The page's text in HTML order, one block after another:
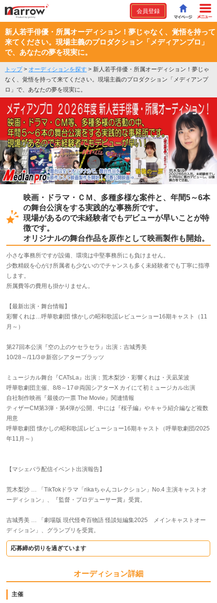
会員登録
新人若手俳優・所属オーディション！夢じゃなく、覚悟を持って
来てください。現場主義のプロダクション「メディアンプロ」
で、あなたの夢を現実に。
トップ> オーディションを探す > 新人若手俳優・所属オーディション！夢じゃ
なく、覚悟を持って来てください。現場主義のプロダクション「メディアンプ
ロ」で、あなたの夢を現実に。
映画・ドラマ・ＣＭ、多種多様な案件と、年間5～6本
の舞台公演をする実践的な事務所です。
現場があるので未経験者でもデビューが早いことが特
徴です。
オリジナルの舞台作品を原作として映画製作も開始。
小さな事務所ですが設備、環境は中堅事務所にも負けません。
少数精鋭を心がけ所属者も少ないのでチャンスも多く未経験者でも丁寧に指導
します。
所属費等の費用も掛かりません。
【最新出演・舞台情報】
彩響くれは…呼華歌劇団 懐かしの昭和歌謡レビューショー16期キャスト（11
月～）
第27回本公演『空の上のケセラセラ』出演：吉城秀美
10/28～/11/3＠新宿シアターブラッツ
ミュージカル舞台『CATsLa』出演：荒木梨沙・彩響くれは・天凪茉波
呼華歌劇団主催、8/8～17＠両国シアターX カイにて初ミュージカル出演
自社制作映画『最後の一票 The Movie』関連情報
ティザーCM第3弾・第4弾が公開、中には『桜子編』やキャラ紹介編など複数
用意
呼華歌劇団 懐かしの昭和歌謡レビューショー16期キャスト（呼華歌劇団/2025
年11月～）
【マシェバラ配信イベント出演報告】
荒木梨沙 … 「TikTokドラマ「rikaちゃんコレクション」No.4 主演キャストオ
ーディション」、『監督・プロデューサー賞』受賞。
吉城秀美 … 「劇場版 現代怪奇百物語 怪談短編集2025 メインキャストオー
ディション」、グランプリを受賞。
応募締め切りを過ぎています
オーディション詳細
主催